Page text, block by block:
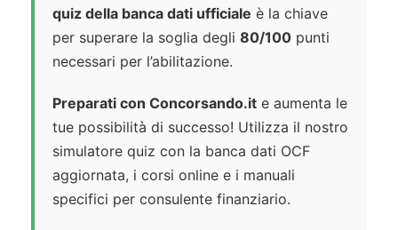
quiz della banca dati ufficiale è la chiave
per superare la soglia degli 80/100 punti
necessari per l’abilitazione.
Preparati con Concorsando.it e aumenta le
tue possibilità di successo! Utilizza il nostro
simulatore quiz con la banca dati OCF
aggiornata, i corsi online e i manuali
specifici per consulente finanziario.